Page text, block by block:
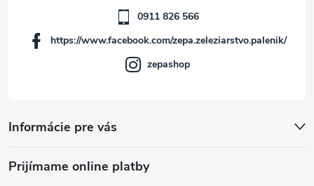
Informácie pre vás
0911 826 566
https://www.facebook.com/zepa.zeleziarstvo.palenik/
zepashop
Prijímame online platby